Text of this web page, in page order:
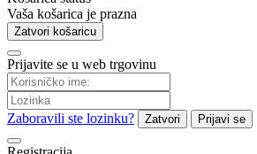
Vaša košarica je prazna
Zatvori košaricu
Prijavite se u web trgovinu
Zaboravili ste lozinku? Zatvori Prijavi se